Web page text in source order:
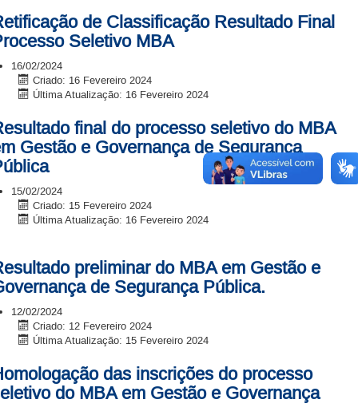
de Classificação Resultado Final
Seletivo MBA
16/02/2024
Criado: 16 Fevereiro 2024
Última Atualização: 16 Fevereiro 2024
final do processo seletivo do MBA
Gestão e Governança de Segurança
15/02/2024
Criado: 15 Fevereiro 2024
Última Atualização: 16 Fevereiro 2024
preliminar do MBA em Gestão e
de Segurança Pública.
12/02/2024
Criado: 12 Fevereiro 2024
Última Atualização: 15 Fevereiro 2024
das inscrições do processo
do MBA em Gestão e Governança